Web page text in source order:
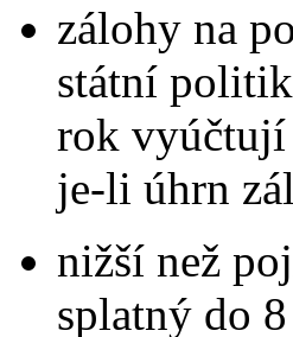
zálohy na
státní
rok vyúčtují
je-li úhrn
nižší než
splatný do